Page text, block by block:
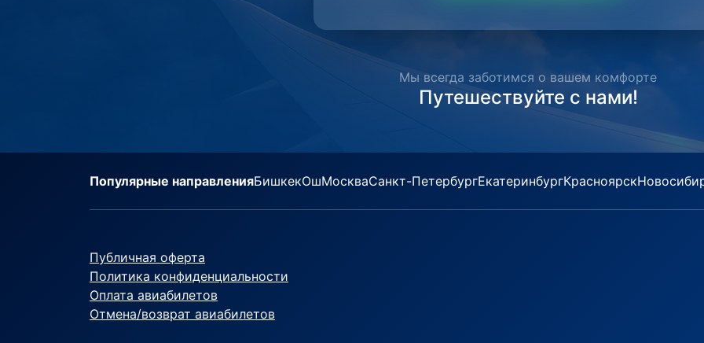
Мы всегда заботимся о вашем комфорте
Путешествуйте с нами!
Популярные направленияБишкекОшМоскваСанкт-ПетербургЕкатеринбургКрасноярск
Публичная оферта
Политика конфиденциальности
Оплата авиабилетов
Отмена/возврат авиабилетов